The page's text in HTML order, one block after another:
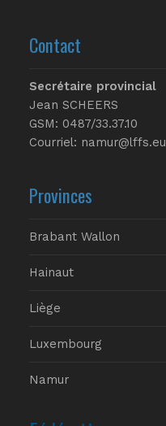
Contact
Secrétaire provincial
Jean SCHEERS
GSM: 0487/33.37.10
Courriel: namur@lffs.eu
Provinces
Brabant Wallon
Hainaut
Liège
Luxembourg
Namur